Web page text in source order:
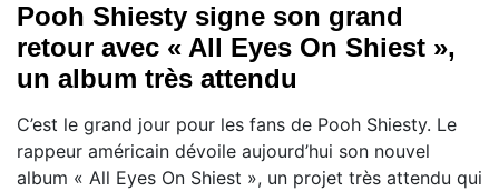
Pooh Shiesty signe son grand
retour avec « All Eyes On Shiest »,
un album très attendu
C’est le grand jour pour les fans de Pooh Shiesty. Le
rappeur américain dévoile aujourd’hui son nouvel
album « All Eyes On Shiest », un projet très attendu qui